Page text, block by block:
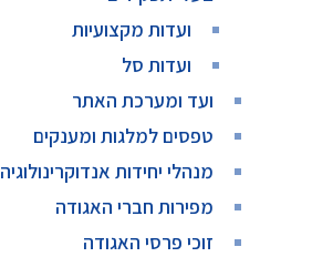
ועדות מקצועיות
ועדות סל
ועד ומערכת האתר
טפסים למלגות ומענקים
מנהלי יחידות אנדוקרינולוגיה
מפירות חברי האגודה
זוכי פרסי האגודה